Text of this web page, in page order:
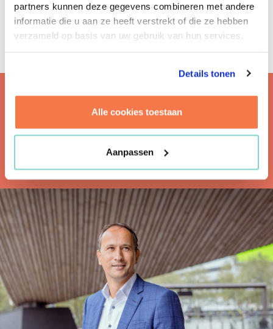
partners kunnen deze gegevens combineren met andere
informatie die u aan ze heeft verstrekt of die ze hebben
verzameld op basis van uw gebruik van hun services.
Details tonen
Alle cookies toestaan
Aanpassen
WIL JE MEER WETEN? NEEM
DAN CONTACT OP MET: